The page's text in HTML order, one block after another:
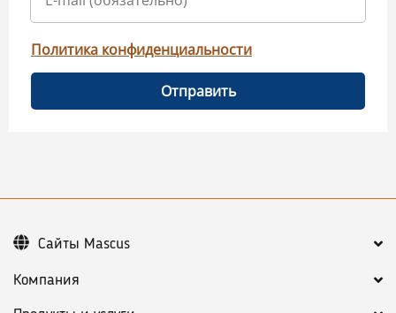
Политика конфиденциальности
Отправить
Компания
Сайты Mascus